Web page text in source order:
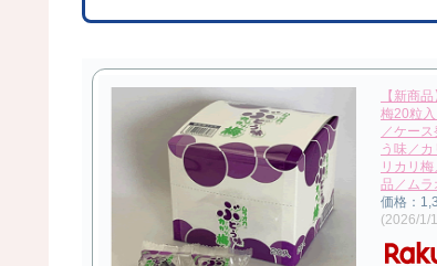
【新商
梅20粒
／ケー
う味／
リカリ
品／ムラ
価格：
(2026/1/